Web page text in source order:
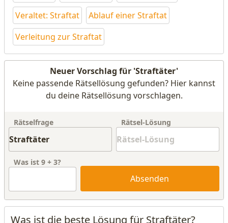
Veraltet: Straftat
Ablauf einer Straftat
Verleitung zur Straftat
Neuer Vorschlag für 'Straftäter'
Keine passende Rätsellösung gefunden? Hier kannst
du deine Rätsellösung vorschlagen.
Rätselfrage Rätsel-Lösung
Was ist 9 + 3?
Absenden
Was ist die beste Lösung für Straftäter?